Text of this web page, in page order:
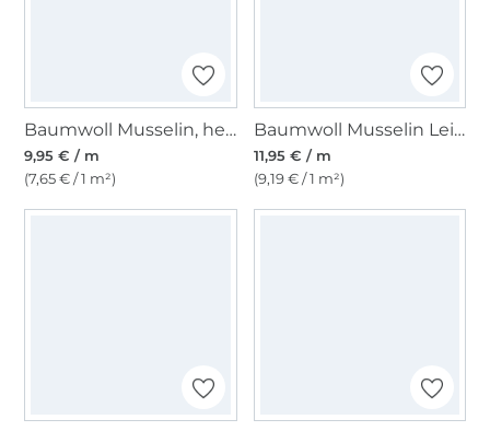
Baumwoll Musselin, hellblau
9,95 € / m
(7,65 € / 1 m²)
Baumwoll Musselin Leinenlook, sand
11,95 € / m
(9,19 € / 1 m²)